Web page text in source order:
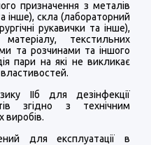
призначення з металів
інше), скла (лабораторний
рукавички та інше),
текстильних
та розчинами та іншого
пари на які не викликає
ІІб для дезінфекції
згідно з технічним
виробів.
для експлуатації в